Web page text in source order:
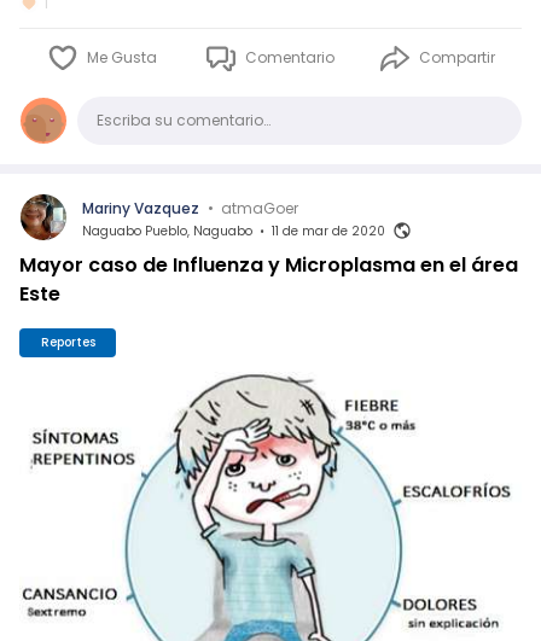
Me Gusta Comentario Compartir
ComentarioEscriba su comentario…
Mariny Vazquez • atmaGoer
Naguabo Pueblo, Naguabo • 11 de mar de 2020
Mayor caso de Influenza y Microplasma en el área
Este
Reportes